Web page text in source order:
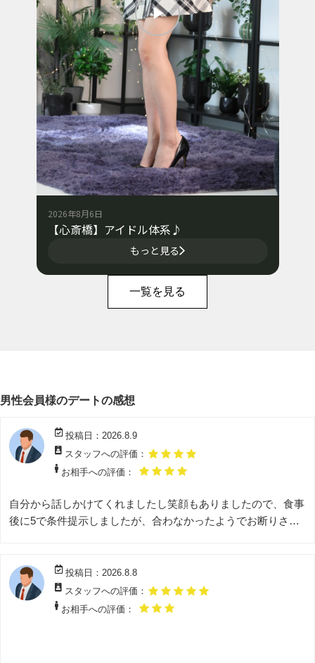
2026年8月6日
【心斎橋】アイドル体系♪
もっと見る
一覧を見る
男性会員様のデートの感想
投稿日：2026.8.9
スタッフへの評価：
お相手への評価：
自分から話しかけてくれましたし笑顔もありましたので、食事
後に5で条件提示しましたが、合わなかったようでお断りされ
今朝、携帯電話の件でユニバースの仲間にお話しをしたら以前
にオファーされたようでした。私の条件は安くないと言ってい
た様で⑧で大人されたました。
投稿日：2026.8.8
スタッフへの評価：
お相手への評価：